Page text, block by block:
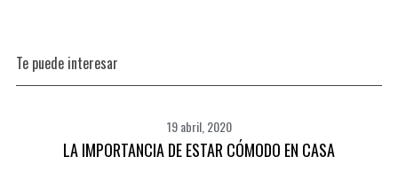
Te puede interesar
19 abril, 2020
LA IMPORTANCIA DE ESTAR CÓMODO EN CASA